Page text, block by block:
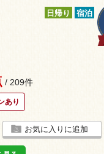
日帰り 宿泊
/ 209件
あり
お気に入りに追加